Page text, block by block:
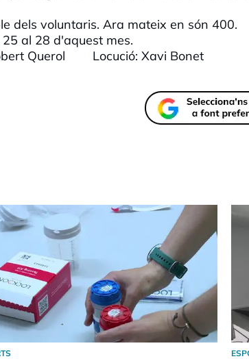
dels voluntaris. Ara mateix en són 400.
al 28 d'aquest mes.
Querol Locució: Xavi Bonet